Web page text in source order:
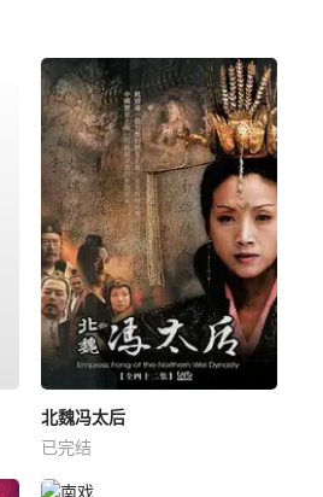
北魏冯太后
已完结